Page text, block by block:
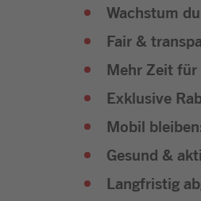
Wachstum
Fair &
Mehr Zeit für
Exklusive
Mobil
Gesund &
Langfristig